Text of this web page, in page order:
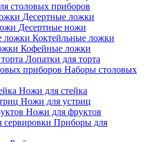
столовых приборов
Десертные ложки
Десертные ножи
Коктейльные ложки
Кофейные ложки
Лопатки для торта
Наборы столовых
Ножи для стейка
Ножи для устриц
Ножи для фруктов
Приборы для